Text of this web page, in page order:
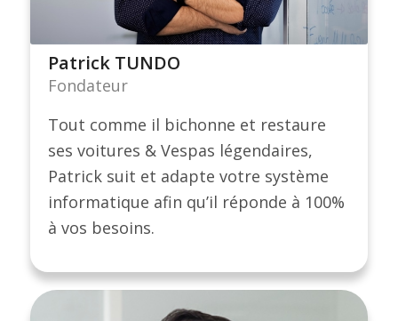
Patrick TUNDO
Fondateur
Tout comme il bichonne et restaure
ses voitures & Vespas légendaires,
Patrick suit et adapte votre système
informatique afin qu’il réponde à 100%
à vos besoins.